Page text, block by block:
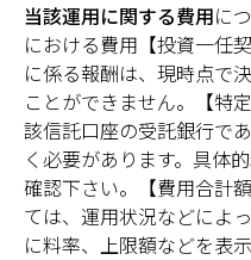
当該運用に関する費用に
における費用【投資一任
に係る報酬は、現時点で
ことができません。【特
該信託口座の受託銀行で
く必要があります。具体
確認下さい。【費用合計
ては、運用状況などによ
に料率、上限額などを表